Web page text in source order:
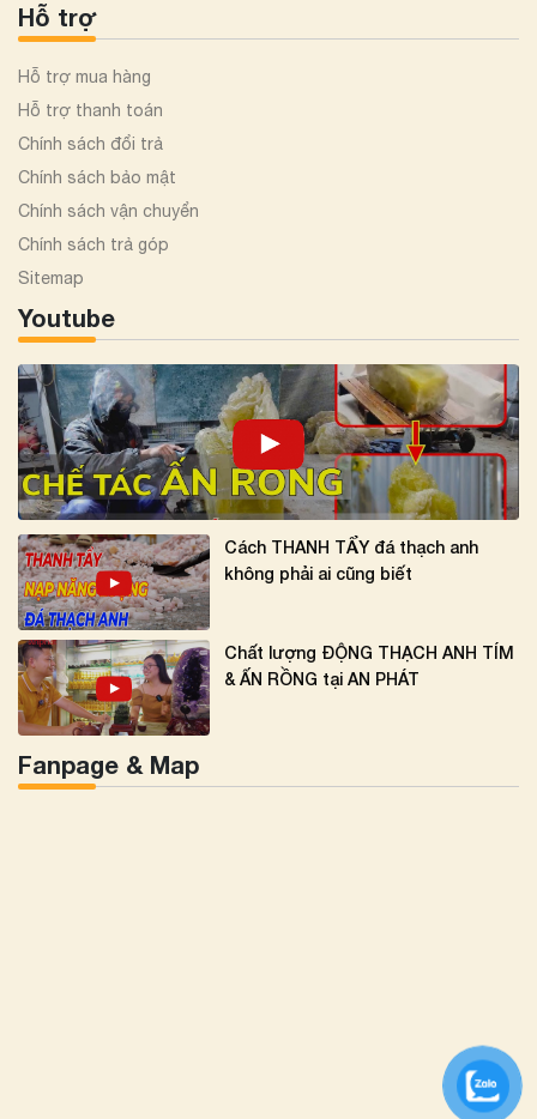
Hỗ trợ
Hỗ trợ mua hàng
Hỗ trợ thanh toán
Chính sách đổi trả
Chính sách bảo mật
Chính sách vận chuyển
Chính sách trả góp
Sitemap
Youtube
Cách THANH TẨY đá thạch anh
không phải ai cũng biết
Chất lượng ĐỘNG THẠCH ANH TÍM
& ẤN RỒNG tại AN PHÁT
Fanpage & Map